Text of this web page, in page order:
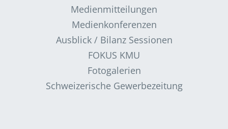
Medienmitteilungen
Medienkonferenzen
Ausblick / Bilanz Sessionen
FOKUS KMU
Fotogalerien
Schweizerische Gewerbezeitung